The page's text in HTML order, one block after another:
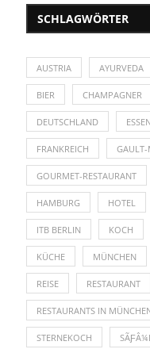
SCHLAGWÖRTER
AUSTRIA AYURVEDA
BIER CHAMPAGNER
DEUTSCHLAND ESSEN
FRANKREICH
GOURMET-RESTAURANT
HAMBURG HOTEL
ITB BERLIN KOCH
KÜCHE MÜNCHEN
REISE RESTAURANT
RESTAURANTS IN
STERNEKOCH